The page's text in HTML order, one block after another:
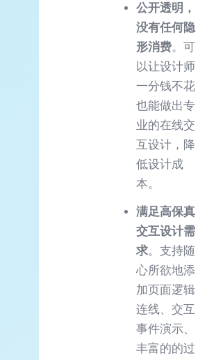
公开透明，
没有任何隐
形消费。可
以让设计师
一分钱不花
也能做出专
业的在线交
互设计，降
低设计成
本。
满足高保真
交互设计需
求。支持随
心所欲地添
加页面逻辑
连线、交互
事件演示、
丰富的的过